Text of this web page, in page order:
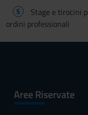
S
Stage e tirocini
ordini professionali
Aree Riservate